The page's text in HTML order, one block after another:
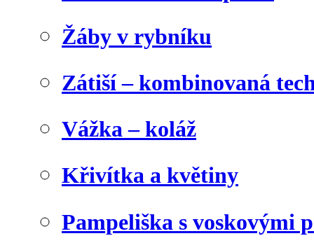
Žáby v rybníku
Zátiší – kombinovaná
Vážka – koláž
Křivítka a květiny
Pampeliška s voskovými